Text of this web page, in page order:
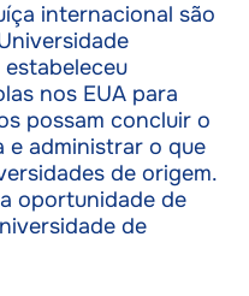
internacional são
nos EUA para
possam concluir o
e administrar o que
de origem.
oportunidade de
de